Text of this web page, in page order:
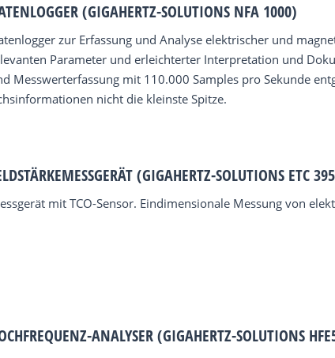
(GIGAHERTZ-SOLUTIONS NFA 1000)
zur Erfassung und Analyse elektrischer und
Parameter und erleichterter Interpretation und
Messwerterfassung mit 110.000 Samples pro Sekunde
nicht die kleinste Spitze.
(GIGAHERTZ-SOLUTIONS ETC
mit TCO-Sensor. Eindimensionale Messung von
ANALYSER (GIGAHERTZ-SOLUTIONS